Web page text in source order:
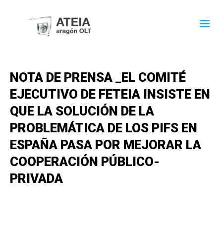
NOTA DE PRENSA _EL COMITÉ
EJECUTIVO DE FETEIA INSISTE EN
QUE LA SOLUCIÓN DE LA
PROBLEMÁTICA DE LOS PIFS EN
ESPAÑA PASA POR MEJORAR LA
COOPERACIÓN PÚBLICO-
PRIVADA